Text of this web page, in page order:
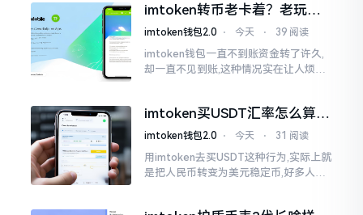
得
imtoken转币老卡着？老玩家
教你几招搞定
imtoken钱包2.0 ⋅ 今天 ⋅ 39 阅读
imtoken钱包一直不到账资金转了许久,
却一直不见到账,这种情况实在让人烦躁,
热锅上的蚂蚁,慌乱无措。
imtoken买USDT汇率怎么算？
几点买最划算
imtoken钱包2.0 ⋅ 今天 ⋅ 31 阅读
用imtoken去买USDT这种行为,实际上就
是把人民币转变为美元稳定币,好多人在